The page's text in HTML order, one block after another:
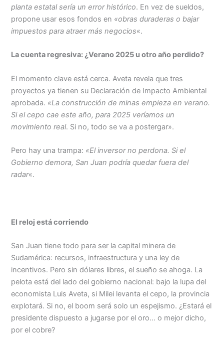
planta estatal sería un error histórico. En vez de sueldos,
propone usar esos fondos en «obras duraderas o bajar
impuestos para atraer más negocios«.
La cuenta regresiva: ¿Verano 2025 u otro año perdido?
El momento clave está cerca. Aveta revela que tres
proyectos ya tienen su Declaración de Impacto Ambiental
aprobada. «La construcción de minas empieza en verano.
Si el cepo cae este año, para 2025 veríamos un
movimiento real. Si no, todo se va a postergar».
Pero hay una trampa: «El inversor no perdona. Si el
Gobierno demora, San Juan podría quedar fuera del
radar«.
El reloj está corriendo
San Juan tiene todo para ser la capital minera de
Sudamérica: recursos, infraestructura y una ley de
incentivos. Pero sin dólares libres, el sueño se ahoga. La
pelota está del lado del gobierno nacional: bajo la lupa del
economista Luis Aveta, si Milei levanta el cepo, la provincia
explotará. Si no, el boom será solo un espejismo. ¿Estará el
presidente dispuesto a jugarse por el oro… o mejor dicho,
por el cobre?